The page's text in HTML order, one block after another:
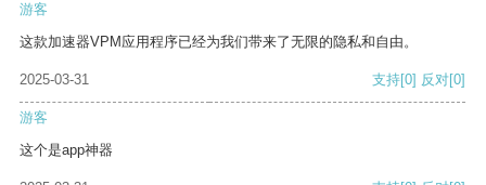
游客
这款加速器VPM应用程序已经为我们带来了无限的隐私和自由。
2025-03-31 支持[0] 反对[0]
游客
这个是app神器